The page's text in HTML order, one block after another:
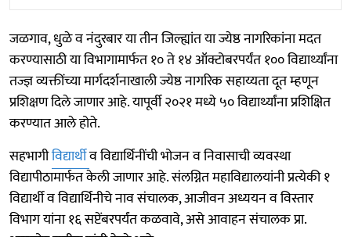
जळगाव, धुळे व नंदुरबार या तीन जिल्ह्यांत या ज्येष्ठ नागरिकांना मदत
करण्यासाठी या विभागामार्फत १० ते १४ ऑक्टोबरपर्यंत १०० विद्यार्थ्यांना
तज्ज्ञ व्यक्तींच्या मार्गदर्शनाखाली ज्येष्ठ नागरिक सहाय्यता दूत म्हणून
प्रशिक्षण दिले जाणार आहे. यापूर्वी २०२१ मध्ये ५० विद्यार्थ्यांना प्रशिक्षित
करण्यात आले होते.
सहभागीविद्यार्थीव विद्यार्थिनींची भोजन व निवासाची व्यवस्था
विद्यापीठामार्फत‍ केली जाणार आहे. संलग्नित महाविद्यालयांनी प्रत्येकी १
विद्यार्थी व विद्यार्थिनीचे नाव संचालक, आजीवन अध्ययन व विस्तार
विभाग यांना १६ सप्टेंबरपर्यंत कळवावे, असे आवाहन संचालक प्रा.